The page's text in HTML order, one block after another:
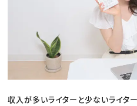
収入が多いライターと少ないライタ